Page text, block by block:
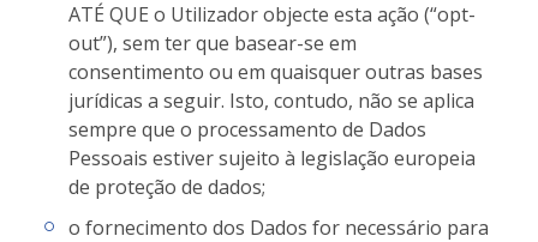
ATÉ QUE o Utilizador objecte esta ação (“opt-
out”), sem ter que basear-se em
consentimento ou em quaisquer outras bases
jurídicas a seguir. Isto, contudo, não se aplica
sempre que o processamento de Dados
Pessoais estiver sujeito à legislação europeia
de proteção de dados;
o fornecimento dos Dados for necessário para